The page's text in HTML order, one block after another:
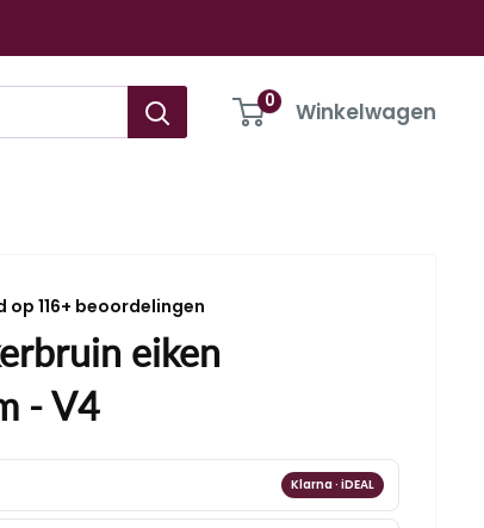
0 Winkelwagen
op 116+ beoordelingen
eiken
- V4
Klarna · iDEAL